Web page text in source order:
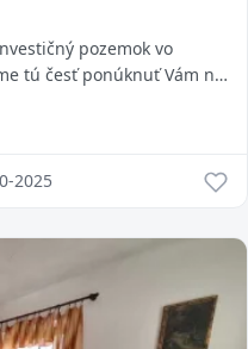
pozemok vo
tú česť ponúknuť Vám na
pro
2025